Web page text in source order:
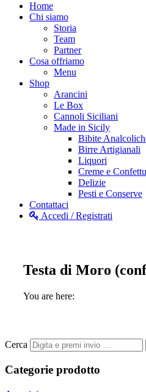
Home
Chi siamo
Storia
Team
Partner
Cosa offriamo
Menu
Shop
Arancini
Le Box
Cannoli Siciliani
Made in Sicily
Bibite
Birre Artigianali
Liquori
Creme e
Delizie
Pesti e Conserve
Contattaci
Accedi / Registrati
Testa di Moro
You are here:
Cerca
Categorie prodotto